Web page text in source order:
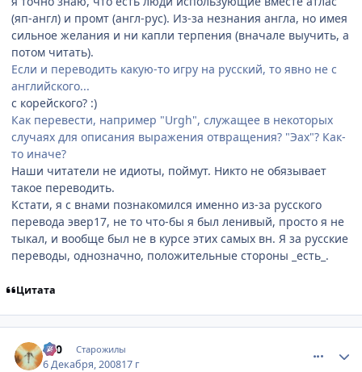
(яп-англ) и промт (англ-рус). Из-за незнания англа, но имея
сильное желания и ни капли терпения (вначале выучить, а
потом читать).
Если и переводить какую-то игру на русский, то явно не с
английского...
с корейского? :)
Как перевести, например "Urgh", служащее в некоторых
случаях для описания выражения отвращения? "Эах"? Как-
то иначе?
Наши читатели не идиоты, поймут. Никто не обязывает
такое переводить.
Кстати, я с внами познакомился именно из-за русского
перевода эвер17, не то что-бы я был ленивый, просто я не
тыкал, и вообще был не в курсе этих самых вн. Я за русские
переводы, однозначно, положительные стороны _есть_.
Цитата
000 Старожилы
6 Декабря, 200817 г